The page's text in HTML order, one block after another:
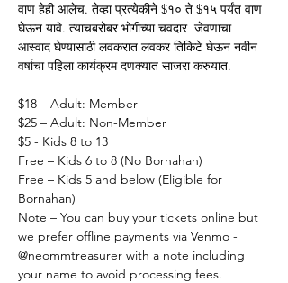
वाण हेही आलेच. तेव्हा प्रत्येकीने $१० ते $१५ पर्यंत वाण
घेऊन यावे. त्याचबरोबर भोगीच्या चवदार  जेवणाचा
आस्वाद घेण्यासाठी लवकरात लवकर तिकिटे घेऊन नवीन
वर्षाचा पहिला कार्यक्रम दणक्यात साजरा करुयात.
$18 – Adult: Member
$25 – Adult: Non-Member
$5 - Kids 8 to 13
Free – Kids 6 to 8 (No Bornahan)
Free – Kids 5 and below (Eligible for
Bornahan)
Note – You can buy your tickets online but
we prefer offline payments via Venmo -
@neommtreasurer with a note including
your name to avoid processing fees.